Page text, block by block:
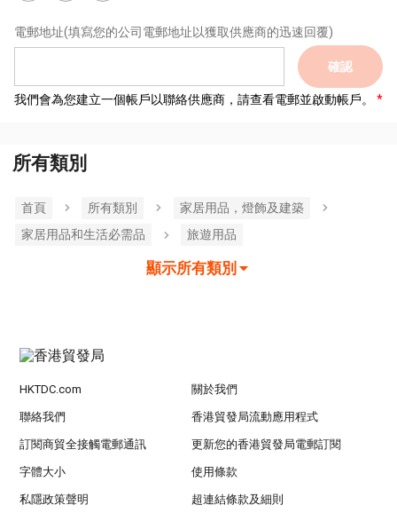
電郵地址(填寫您的公司電郵地址以獲取供應商的迅速回覆)
確認
我們會為您建立一個帳戶以聯絡供應商，請查看電郵並啟動帳戶。
所有類別
首頁 所有類別
家居用品，燈飾及建築
家居用品和生活必需品
旅遊用品
顯示所有類別
HKTDC.com 關於我們
聯絡我們 香港貿發局流動應用程式
訂閱商貿全接觸電郵通訊 更新您的香港貿發局電郵訂閱
字體大小 使用條款
私隱政策聲明 超連結條款及細則